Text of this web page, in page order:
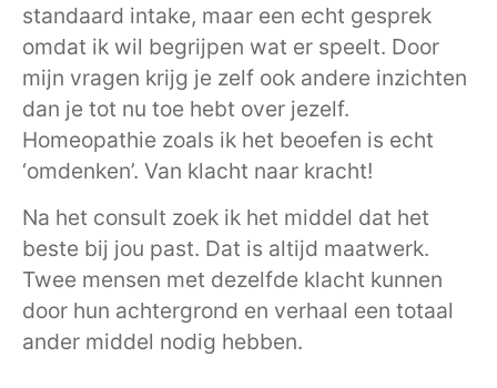
standaard intake, maar een echt gesprek
omdat ik wil begrijpen wat er speelt. Door
mijn vragen krijg je zelf ook andere inzichten
dan je tot nu toe hebt over jezelf.
Homeopathie zoals ik het beoefen is echt
‘omdenken’. Van klacht naar kracht!
Na het consult zoek ik het middel dat het
beste bij jou past. Dat is altijd maatwerk.
Twee mensen met dezelfde klacht kunnen
door hun achtergrond en verhaal een totaal
ander middel nodig hebben.